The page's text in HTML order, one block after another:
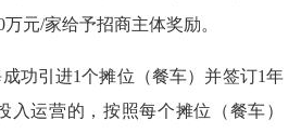
元/家给予招商主体奖励。
引进1个摊位（餐车）并签订1年
入运营的，按照每个摊位（餐车）